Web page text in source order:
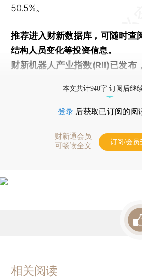
50.5%。
推荐进入财新数据库 ，可随时查
结构人员变化等投资信息。
财新机器人产业指数(RII)已发布，
本文共计940字 订阅后继
登录 后获取已订阅的阅
财新通会员
可畅读全文
订阅/会员
相关阅读